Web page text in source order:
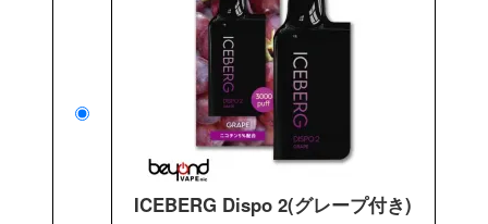
ICEBERG Dispo 2(グレープ付き)